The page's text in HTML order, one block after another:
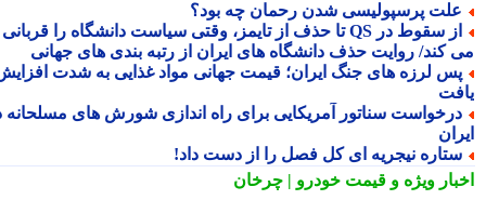
پرسپولیسی شدن رحمان چه بود؟
از سقوط در QS تا حذف از تایمز، وقتی سیاست دانشگاه را قربانی
کند/ روایت حذف دانشگاه های ایران از رتبه بندی های جهانی
لرزه های جنگ ایران؛ قیمت جهانی مواد غذایی به شدت افزایش
سناتور آمریکایی برای راه اندازی شورش های مسلحانه در
نیجریه ای کل فصل را از دست داد!
ویژهو قیمت خودرو | چرخان